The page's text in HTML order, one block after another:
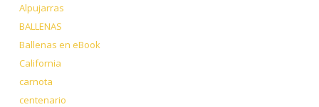
Alpujarras
BALLENAS
Ballenas en eBook
California
carnota
centenario